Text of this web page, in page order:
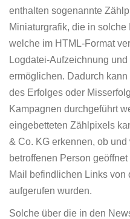
enthalten sogenannte
Miniaturgrafik, die in
welche im HTML-Format
Logdatei-Aufzeichnung
ermöglichen. Dadurch
des Erfolges oder
Kampagnen durchgeführt
eingebetteten Zählpixels
& Co. KG erkennen, ob
betroffenen Person
Mail befindlichen Links von
aufgerufen wurden.
Solche über die in den